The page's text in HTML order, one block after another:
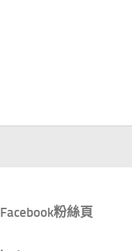
Facebook粉絲頁